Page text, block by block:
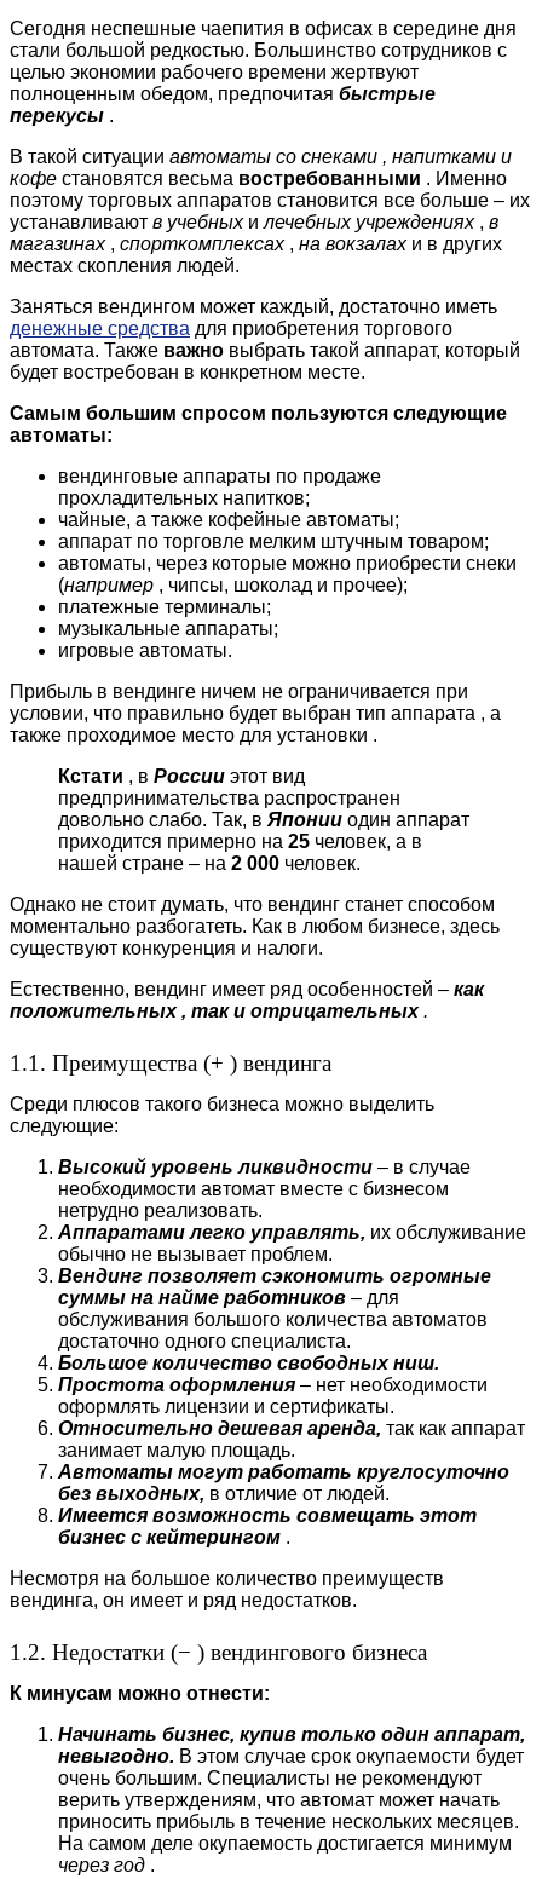
Сегодня неспешные чаепития в офисах в середине дня
стали большой редкостью. Большинство сотрудников с
целью экономии рабочего времени жертвуют
полноценным обедом, предпочитая быстрые
перекусы .
В такой ситуации автоматы со снеками , напитками и
кофе становятся весьма востребованными . Именно
поэтому торговых аппаратов становится все больше – их
устанавливают в учебных и лечебных учреждениях , в
магазинах , спорткомплексах , на вокзалах и в других
местах скопления людей.
Заняться вендингом может каждый, достаточно иметь
денежные средства для приобретения торгового
автомата. Также важно выбрать такой аппарат, который
будет востребован в конкретном месте.
Самым большим спросом пользуются следующие
автоматы:
вендинговые аппараты по продаже
прохладительных напитков;
чайные, а также кофейные автоматы;
аппарат по торговле мелким штучным товаром;
автоматы, через которые можно приобрести снеки
(например , чипсы, шоколад и прочее);
платежные терминалы;
музыкальные аппараты;
игровые автоматы.
Прибыль в вендинге ничем не ограничивается при
условии, что правильно будет выбран тип аппарата , а
также проходимое место для установки .
Кстати , в России этот вид
предпринимательства распространен
довольно слабо. Так, в Японии один аппарат
приходится примерно на 25 человек, а в
нашей стране – на 2 000 человек.
Однако не стоит думать, что вендинг станет способом
моментально разбогатеть. Как в любом бизнесе, здесь
существуют конкуренция и налоги.
Естественно, вендинг имеет ряд особенностей – как
положительных , так и отрицательных.
1.1. Преимущества (+ ) вендинга
Среди плюсов такого бизнеса можно выделить
следующие:
Высокий уровень ликвидности – в случае
необходимости автомат вместе с бизнесом
нетрудно реализовать.
Аппаратами легко управлять, их обслуживание
обычно не вызывает проблем.
Вендинг позволяет сэкономить огромные
суммы на найме работников – для
обслуживания большого количества автоматов
достаточно одного специалиста.
Большое количество свободных ниш.
Простота оформления – нет необходимости
оформлять лицензии и сертификаты.
Относительно дешевая аренда, так как аппарат
занимает малую площадь.
Автоматы могут работать круглосуточно
без выходных, в отличие от людей.
Имеется возможность совмещать этот
бизнес с кейтерингом .
Несмотря на большое количество преимуществ
вендинга, он имеет и ряд недостатков.
1.2. Недостатки (− ) вендингового бизнеса
К минусам можно отнести:
Начинать бизнес, купив только один аппарат,
невыгодно. В этом случае срок окупаемости будет
очень большим. Специалисты не рекомендуют
верить утверждениям, что автомат может начать
приносить прибыль в течение нескольких месяцев.
На самом деле окупаемость достигается минимум
через год .